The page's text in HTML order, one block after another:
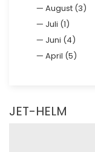
August (3)
Juli (1)
Juni (4)
April (5)
JET-HELM